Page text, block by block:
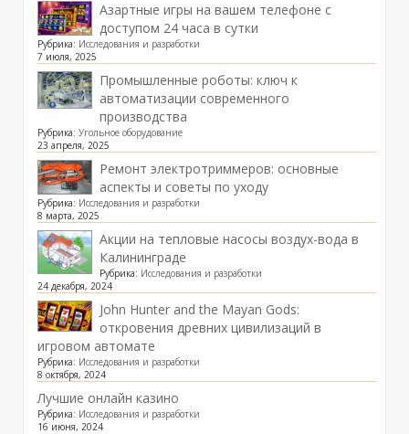
Азартные игры на вашем телефоне с
доступом 24 часа в сутки
Рубрика: Исследования и разработки
7 июля, 2025
Промышленные роботы: ключ к
автоматизации современного
производства
Рубрика: Угольное оборудование
23 апреля, 2025
Ремонт электротриммеров: основные
аспекты и советы по уходу
Рубрика: Исследования и разработки
8 марта, 2025
Акции на тепловые насосы воздух-вода в
Калининграде
Рубрика: Исследования и разработки
24 декабря, 2024
John Hunter and the Mayan Gods:
откровения древних цивилизаций в
игровом автомате
Рубрика: Исследования и разработки
8 октября, 2024
Лучшие онлайн казино
Рубрика: Исследования и разработки
16 июня, 2024